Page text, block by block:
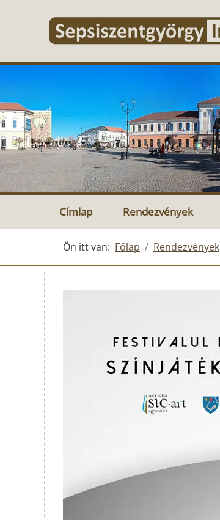
Címlap Rendezvények
Ön itt van: Főlap Rendezvények